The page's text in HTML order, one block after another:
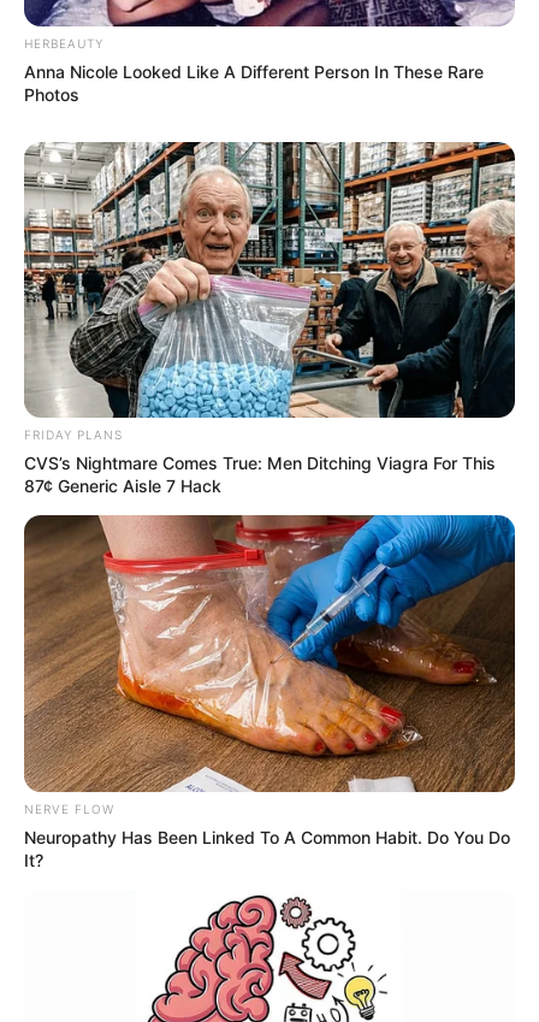
HERBEAUTY
Anna Nicole Looked Like A Different Person In These Rare
Photos
FRIDAY PLANS
CVS’s Nightmare Comes True: Men Ditching Viagra For This
87¢ Generic Aisle 7 Hack
NERVE FLOW
Neuropathy Has Been Linked To A Common Habit. Do You Do
It?